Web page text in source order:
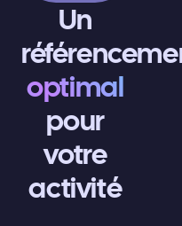
Un
optimal
pour
votre
activité